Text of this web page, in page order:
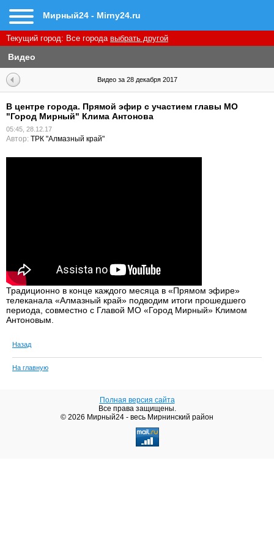
Мирный24 - Mirny24.ru
Текущий город: Все города выбрать другой
Видео
Видео за 28 декабря 2017
В центре города. Прямой эфир с участием главы МО
"Город Мирный" Клима Антонова
05:45, 28.12.17
Автор: ТРК "Алмазный край"
Традиционно в конце каждого месяца в «Прямом эфире»
телеканала «Алмазный край» подводим итоги прошедшего
периода, совместно с Главой МО «Город Мирный» Климом
Антоновым.
Назад
На главную
Полная версия сайта
Все права защищены.
© 2026 Мирный24 - весь Мирнинский район